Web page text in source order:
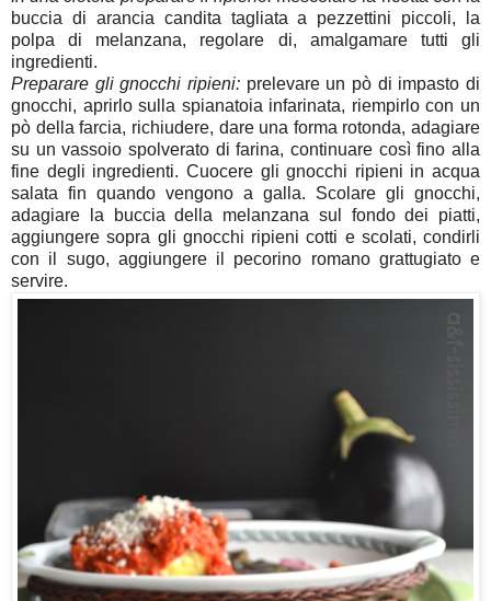
buccia di arancia candita tagliata a pezzettini piccoli, la
polpa di melanzana, regolare di, amalgamare tutti gli
ingredienti.
Preparare gli gnocchi ripieni: prelevare un pò di impasto di
gnocchi, aprirlo sulla spianatoia infarinata, riempirlo con un
pò della farcia, richiudere, dare una forma rotonda, adagiare
su un vassoio spolverato di farina, continuare così fino alla
fine degli ingredienti. Cuocere gli gnocchi ripieni in acqua
salata fin quando vengono a galla. Scolare gli gnocchi,
adagiare la buccia della melanzana sul fondo dei piatti,
aggiungere sopra gli gnocchi ripieni cotti e scolati, condirli
con il sugo, aggiungere il pecorino romano grattugiato e
servire.